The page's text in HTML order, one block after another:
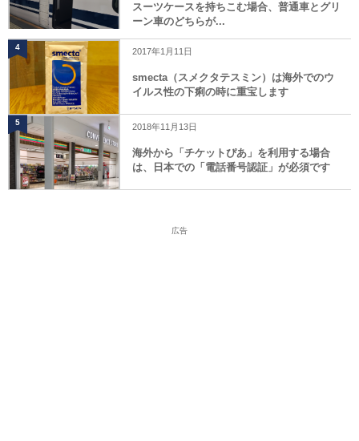
スーツケースを持ちこむ場合、普通車とグリ
ーン車のどちらが...
4 2017年1月11日
smecta（スメクタテスミン）は海外でのウ
イルス性の下痢の時に重宝します
5 2018年11月13日
海外から「チケットぴあ」を利用する場合
は、日本での「電話番号認証」が必須です
広告